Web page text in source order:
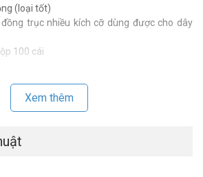
(loại tốt)
trục nhiều kích cỡ dùng được cho dây
100 cái
1900.9259 để được hỗ trợ tốt nhất. Tham
Facebook Vuhoangtelecom
Xem thêm